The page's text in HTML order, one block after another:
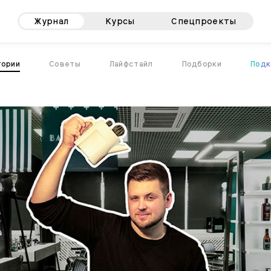
Журнал Курсы Спецпроекты
Советы Лайфстайл Подборки